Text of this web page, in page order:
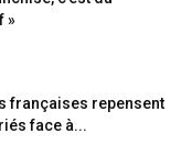
»
françaises repensent
face à...